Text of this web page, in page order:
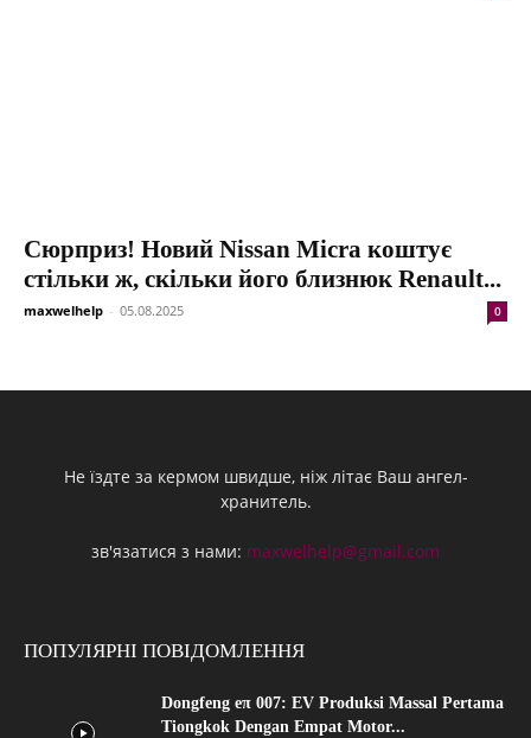
Сюрприз! Новий Nissan Micra коштує
стільки ж, скільки його близнюк Renault...
maxwelhelp - 05.08.2025 0
Не їздте за кермом швидше, ніж літає Ваш ангел-
хранитель.
зв'язатися з нами: maxwelhelp@gmail.com
ПОПУЛЯРНІ ПОВІДОМЛЕННЯ
Dongfeng eπ 007: EV Produksi Massal Pertama
Tiongkok Dengan Empat Motor...